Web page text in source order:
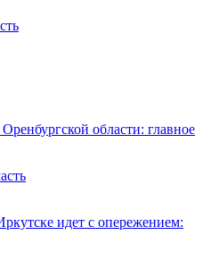
области: главное
идет с опережением: